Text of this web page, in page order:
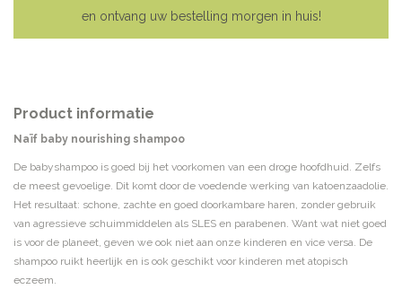
en ontvang uw bestelling morgen in huis!
Product informatie
Naïf baby nourishing shampoo
De babyshampoo is goed bij het voorkomen van een droge hoofdhuid. Zelfs
de meest gevoelige. Dit komt door de voedende werking van katoenzaadolie.
Het resultaat: schone, zachte en goed doorkambare haren, zonder gebruik
van agressieve schuimmiddelen als SLES en parabenen. Want wat niet goed
is voor de planeet, geven we ook niet aan onze kinderen en vice versa. De
shampoo ruikt heerlijk en is ook geschikt voor kinderen met atopisch
eczeem.